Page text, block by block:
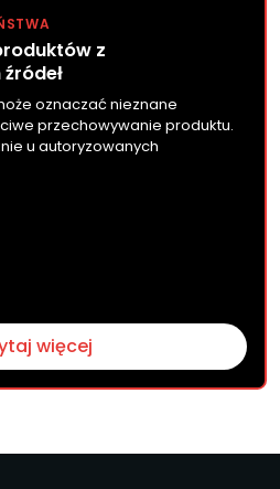
z
oznaczać nieznane
przechowywanie produktu.
u autoryzowanych
więcej